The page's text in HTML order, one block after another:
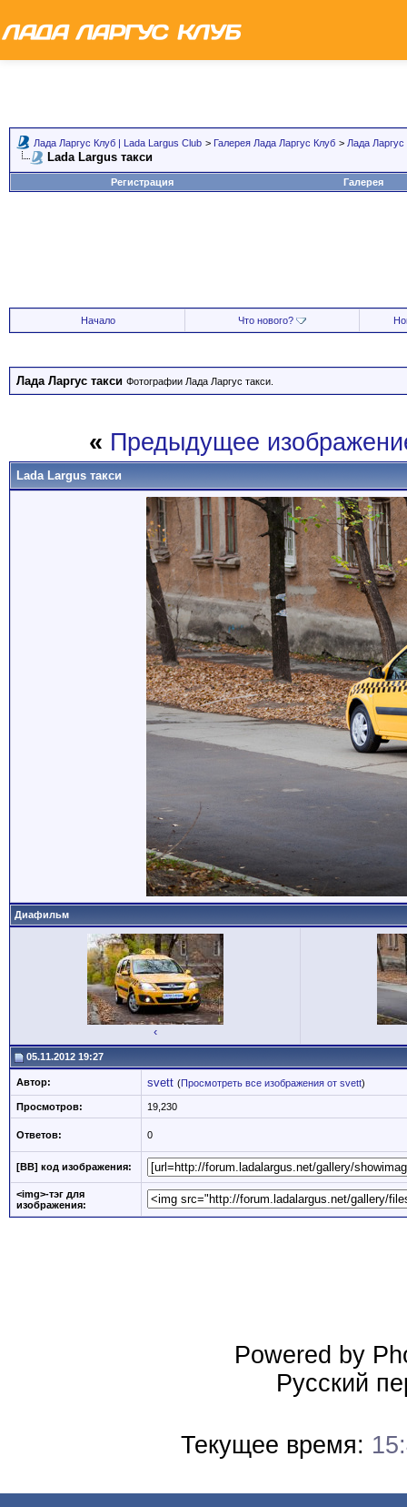
Лада Ларгус Клуб | Lada Largus Club > Галерея Лада Ларгус Клуб > Лада Ларгус
Lada Largus такси
Регистрация Галерея
Начало Что нового?
Лада Ларгус такси Фотографии Лада Ларгус такси.
« Предыдущее
Lada Largus такси
Диафильм
‹
05.11.2012 19:27
Автор: svett (Просмотреть все изображения от svett)
Просмотров: 19,230
Ответов: 0
[BB] код изображения:
<img>-тэг для
изображения:
Powered by
Русский
Текущее время: